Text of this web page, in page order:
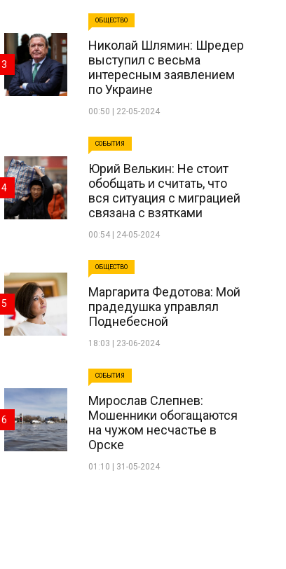
ОБЩЕСТВО
Николай Шлямин: Шредер
выступил с весьма
интересным заявлением
по Украине
00:50 | 22-05-2024
3
СОБЫТИЯ
Юрий Велькин: Не стоит
обобщать и считать, что
вся ситуация с миграцией
связана с взятками
00:54 | 24-05-2024
4
ОБЩЕСТВО
Маргарита Федотова: Мой
прадедушка управлял
Поднебесной
18:03 | 23-06-2024
5
СОБЫТИЯ
Мирослав Слепнев:
Мошенники обогащаются
на чужом несчастье в
Орске
01:10 | 31-05-2024
6